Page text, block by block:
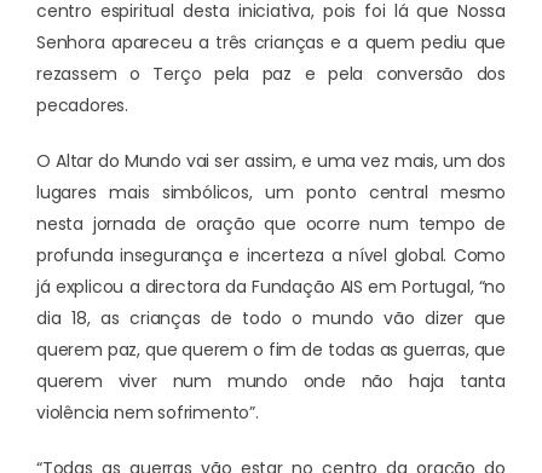
centro espiritual desta iniciativa, pois foi lá que Nossa
Senhora apareceu a três crianças e a quem pediu que
rezassem o Terço pela paz e pela conversão dos
pecadores.
O Altar do Mundo vai ser assim, e uma vez mais, um dos
lugares mais simbólicos, um ponto central mesmo
nesta jornada de oração que ocorre num tempo de
profunda insegurança e incerteza a nível global. Como
já explicou a directora da Fundação AIS em Portugal, “no
dia 18, as crianças de todo o mundo vão dizer que
querem paz, que querem o fim de todas as guerras, que
querem viver num mundo onde não haja tanta
violência nem sofrimento”.
“Todas as guerras vão estar no centro da oração do